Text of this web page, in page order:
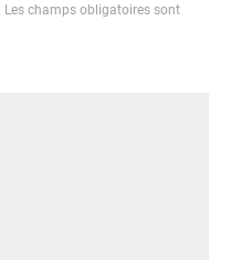
Les champs obligatoires sont